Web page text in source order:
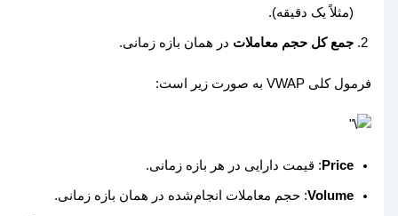
(مثلاً یک دقیقه).
جمع کل حجم معاملاتدر همان بازه زمانی.
فرمول کلی VWAP به صورت زیر است:
Price: قیمت دارایی در هر بازه زمانی.
Volume: حجم معاملات انجام‌شده در همان بازه زمانی.